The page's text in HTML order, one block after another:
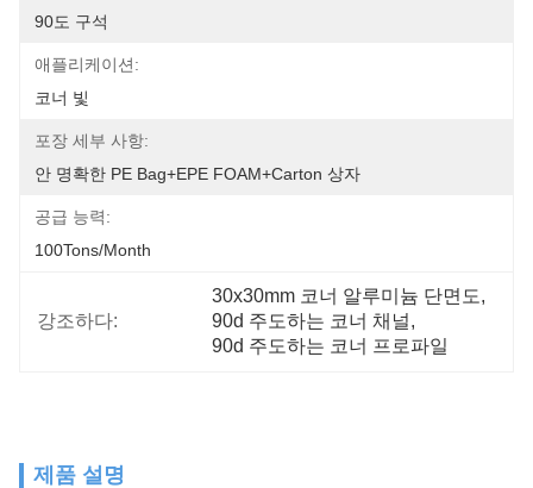
90도 구석
애플리케이션:
코너 빛
포장 세부 사항:
안 명확한 PE Bag+EPE FOAM+Carton 상자
공급 능력:
100Tons/Month
강조하다:
30x30mm 코너 알루미늄 단면도,
90d 주도하는 코너 채널,
90d 주도하는 코너 프로파일
제품 설명